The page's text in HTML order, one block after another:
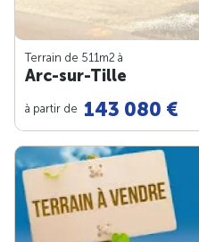
Terrain de 511m2 à
Arc-sur-Tille
à partir de 143 080 €